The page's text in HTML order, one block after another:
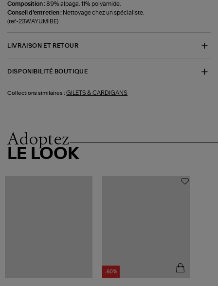
Composition :89% alpaga, 11% polyamide.
Conseil d'entretien : Nettoyage chez un spécialiste.
(ref-23WAYUMIBE)
LIVRAISON ET RETOUR
DISPONIBILITÉ BOUTIQUE
Collections similaires : GILETS & CARDIGANS
Adoptez
LE LOOK
-60%